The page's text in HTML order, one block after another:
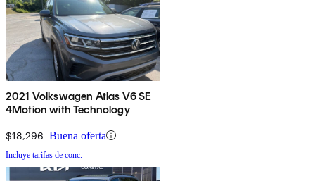
2021 Volkswagen Atlas V6 SE
4Motion with Technology
$18,296 Buena oferta
Incluye tarifas de conc.